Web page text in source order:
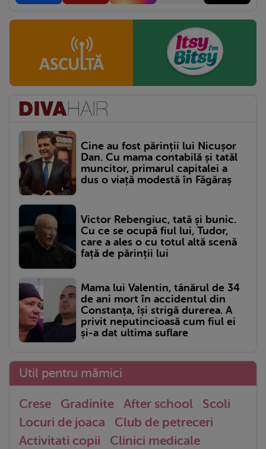
Cine au fost părinții lui Nicușor
Dan. Cu mama contabilă și tatăl
muncitor, primarul capitalei a
dus o viață modestă în Făgăraș
Victor Rebengiuc, tată și bunic.
Cu ce se ocupă fiul lui, Tudor,
care a ales o cu totul altă scenă
față de părinții lui
Mama lui Valentin, tânărul de 34
de ani mort în accidentul din
Constanța, își strigă durerea. A
privit neputincioasă cum fiul ei
și-a dat ultima suflare
Util pentru mămici
Crese Gradinite After school
Scoli
Locuri de joaca
Club de petreceri
Activitati copii
Clinici medicale